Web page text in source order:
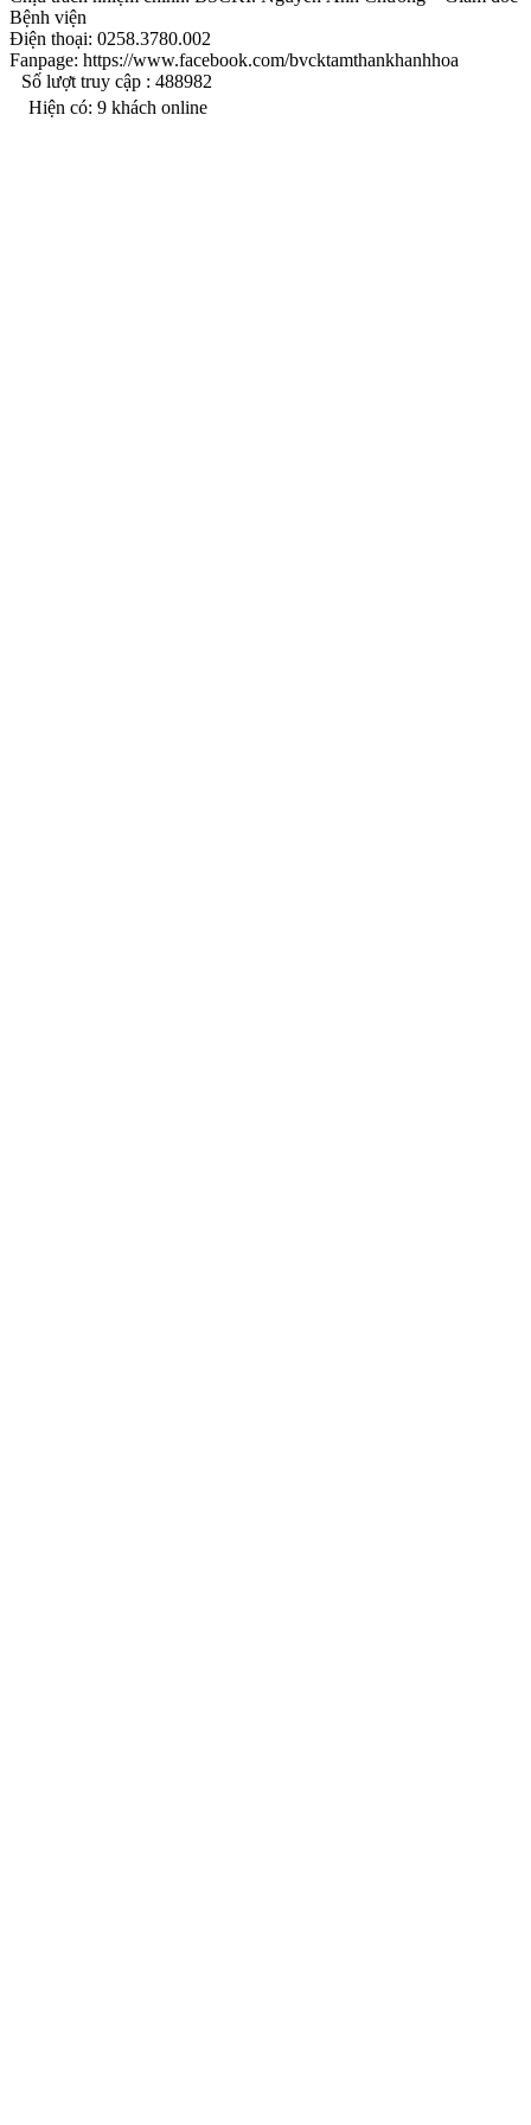
Bệnh viện
Điện thoại: 0258.3780.002
Fanpage: https://www.facebook.com/bvcktamthankhanhhoa
Số lượt truy cập : 488982
Hiện có: 9 khách online